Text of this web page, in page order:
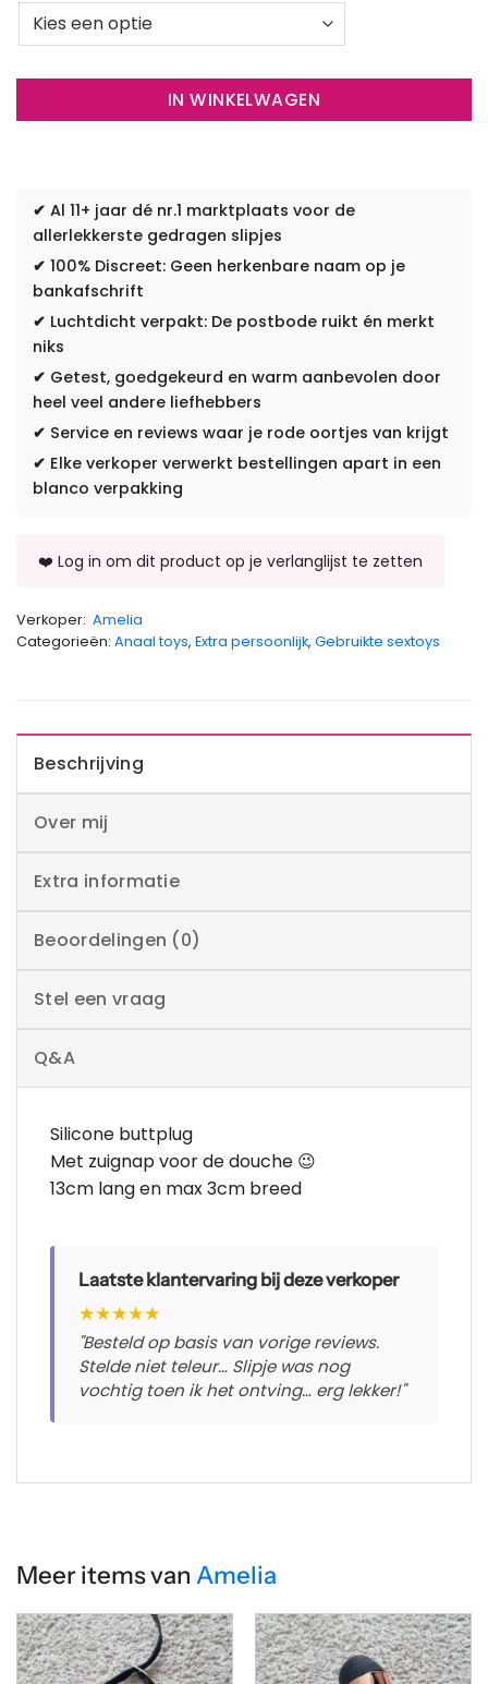
IN WINKELWAGEN
✔ Al 11+ jaar dé nr.1 marktplaats voor de
allerlekkerste gedragen slipjes
✔ 100% Discreet: Geen herkenbare naam op je
bankafschrift
✔ Luchtdicht verpakt: De postbode ruikt én merkt
niks
✔ Getest, goedgekeurd en warm aanbevolen door
heel veel andere liefhebbers
✔ Service en reviews waar je rode oortjes van krijgt
✔ Elke verkoper verwerkt bestellingen apart in een
blanco verpakking
Verkoper: Amelia
Categorieën: Anaal toys, Extra persoonlijk, Gebruikte sextoys
Beschrijving
Over mij
Extra informatie
Beoordelingen (0)
Stel een vraag
Q&A
Silicone buttplug
Met zuignap voor de douche 😉
13cm lang en max 3cm breed
Laatste klantervaring bij deze verkoper
★★★★★
"Besteld op basis van vorige reviews.
Stelde niet teleur… Slipje was nog
vochtig toen ik het ontving… erg lekker!"
Meer items van Amelia